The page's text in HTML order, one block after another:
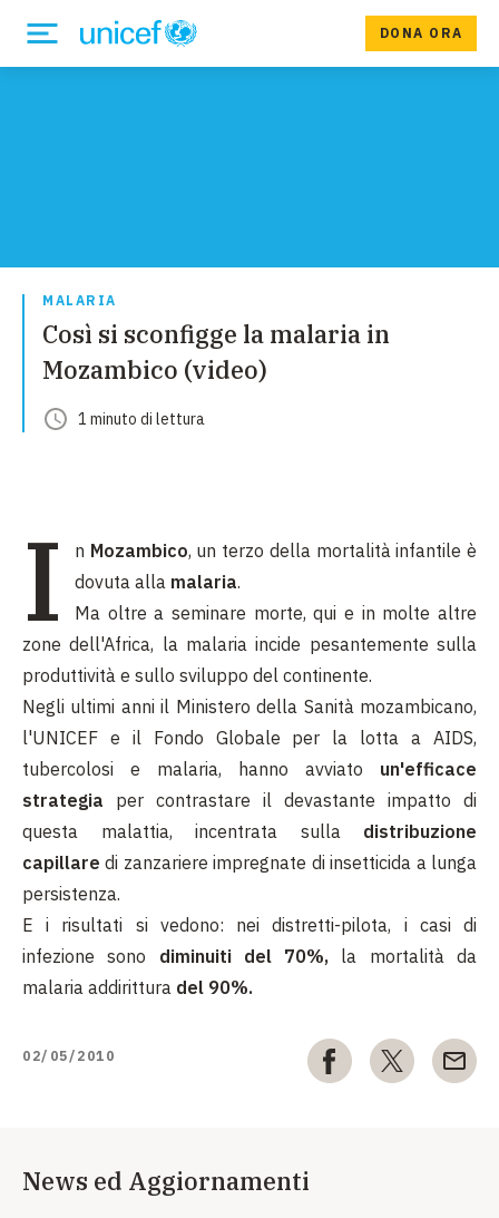
DONA ORA
MALARIA
Così si sconfigge la malaria in
Mozambico (video)
1 minuto di lettura
I n Mozambico, un terzo della mortalità infantile è
dovuta alla malaria.
Ma oltre a seminare morte, qui e in molte altre
zone dell'Africa, la malaria incide pesantemente sulla
produttività e sullo sviluppo del continente.
Negli ultimi anni il Ministero della Sanità mozambicano,
l'UNICEF e il Fondo Globale per la lotta a AIDS,
tubercolosi e malaria, hanno avviato un'efficace
strategia per contrastare il devastante impatto di
questa malattia, incentrata sulla distribuzione
capillare di zanzariere impregnate di insetticida a lunga
persistenza.
E i risultati si vedono: nei distretti-pilota, i casi di
infezione sono diminuiti del 70%, la mortalità da
malaria addirittura del 90%.
02/05/2010
News ed Aggiornamenti